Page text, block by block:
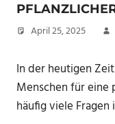
April 25, 2025
In der heutigen
Menschen für eine
häufig viele Fragen